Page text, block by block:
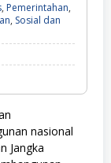
, Pemerintahan,
, Sosial dan
Humaniora,
nasional
Jangka